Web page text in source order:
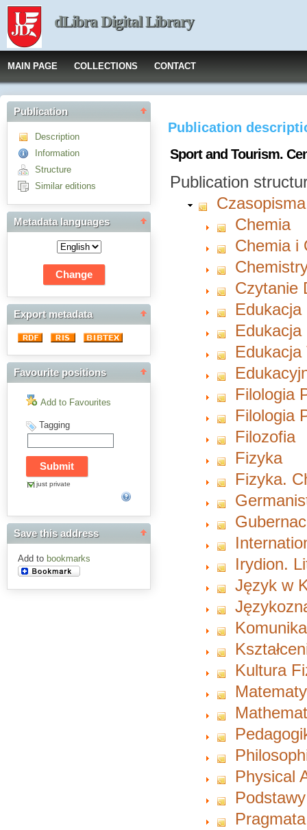
dLibra Digital Library
MAIN PAGE COLLECTIONS CONTACT
Publication
Description
Information
Structure
Similar editions
Metadata languages
Export metadata
Favourite positions
Add to Favourites
Tagging
just private
Save this address
Add to bookmarks
Publication
Sport and Tourism.
Publication
Chemia
Chemia i
Czytanie
Filologia
Filologia
Filozofia
Fizyka
Fizyka.
Irydion.
Język w
Kultura
Physical